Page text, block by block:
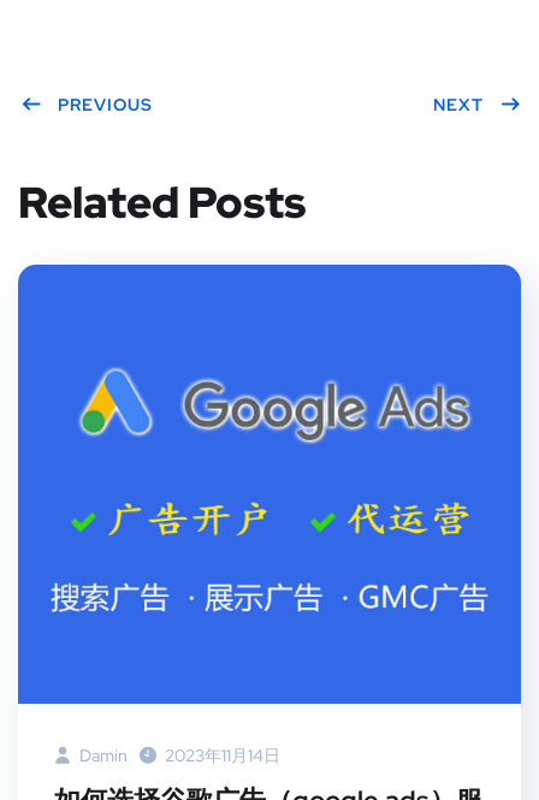
PREVIOUS NEXT
Related Posts
Damin 2023年11月14日